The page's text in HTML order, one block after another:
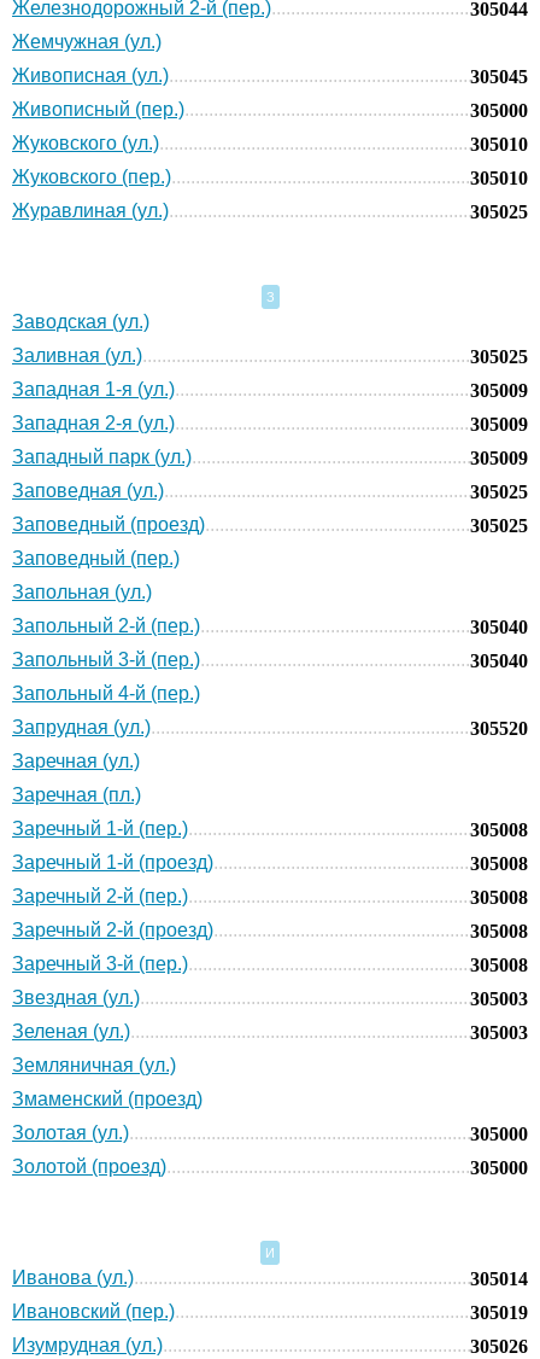
Железнодорожный 2-й (пер.)
305044
Жемчужная (ул.)
Живописная (ул.)
305045
Живописный (пер.)
305000
Жуковского (ул.)
305010
Жуковского (пер.)
305010
Журавлиная (ул.)
305025
З
Заводская (ул.)
Заливная (ул.)
305025
Западная 1-я (ул.)
305009
Западная 2-я (ул.)
305009
Западный парк (ул.)
305009
Заповедная (ул.)
305025
Заповедный (проезд)
305025
Заповедный (пер.)
Запольная (ул.)
Запольный 2-й (пер.)
305040
Запольный 3-й (пер.)
305040
Запольный 4-й (пер.)
Запрудная (ул.)
305520
Заречная (ул.)
Заречная (пл.)
Заречный 1-й (пер.)
305008
Заречный 1-й (проезд)
305008
Заречный 2-й (пер.)
305008
Заречный 2-й (проезд)
305008
Заречный 3-й (пер.)
305008
Звездная (ул.)
305003
Зеленая (ул.)
305003
Земляничная (ул.)
Змаменский (проезд)
Золотая (ул.)
305000
Золотой (проезд)
305000
И
Иванова (ул.)
305014
Ивановский (пер.)
305019
Изумрудная (ул.)
305026